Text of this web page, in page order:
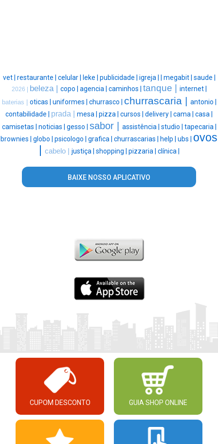
vet | restaurante | celular | leke | publicidade | igreja | | megabit | saude |
2026 | beleza | copo | agencia | caminhos | tanque | internet |
baterias | oticas | uniformes | churrasco | churrascaria | antonio |
contabilidade | prada | mesa | pizza | cursos | delivery | cama | casa |
camisetas | noticias | gesso | sabor | assistência | studio | tapecaria |
brownies | globo | psicologo | grafica | churrascarias | help | ubs | ovos
| cabelo | justiça | shopping | pizzaria | clínica |
BAIXE NOSSO APLICATIVO
CUPOM DESCONTO GUIA SHOP ONLINE